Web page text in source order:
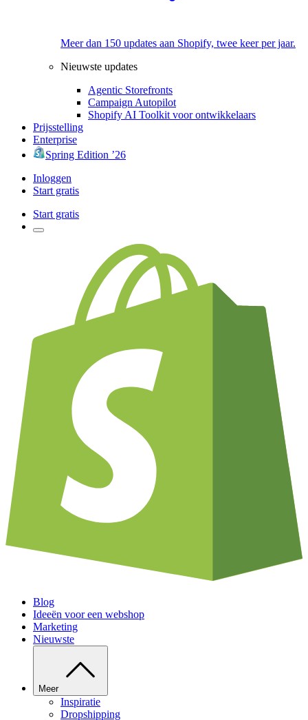
Meer dan 150 updates aan Shopify, twee keer per jaar.
Nieuwste updates
Agentic Storefronts
Campaign Autopilot
Shopify AI Toolkit voor ontwikkelaars
Prijsstelling
Enterprise
Spring Edition ’26
Inloggen
Start gratis
Start gratis
Blog
Ideeën voor een webshop
Marketing
Nieuwste
Meer
Inspiratie
Dropshipping